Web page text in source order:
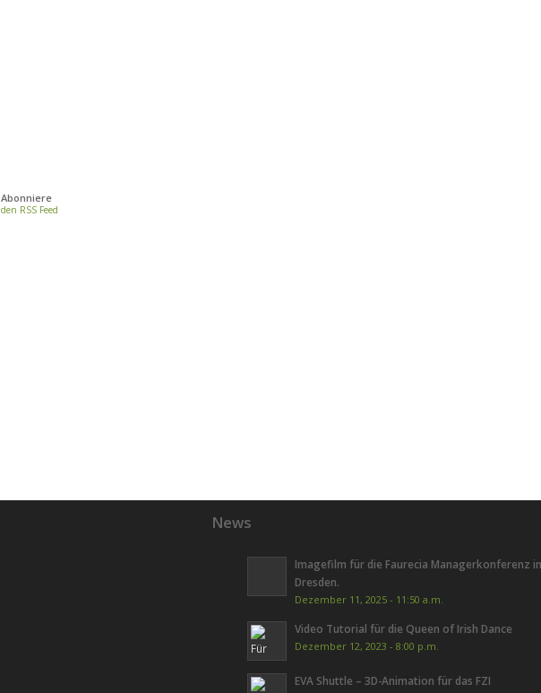
Abonniere
den RSS Feed
News
Imagefilm für die Faurecia Managerkonferenz in
Dresden.
Dezember 11, 2025 - 11:50 a.m.
Video Tutorial für die Queen of Irish Dance
Dezember 12, 2023 - 8:00 p.m.
EVA Shuttle – 3D-Animation für das FZI